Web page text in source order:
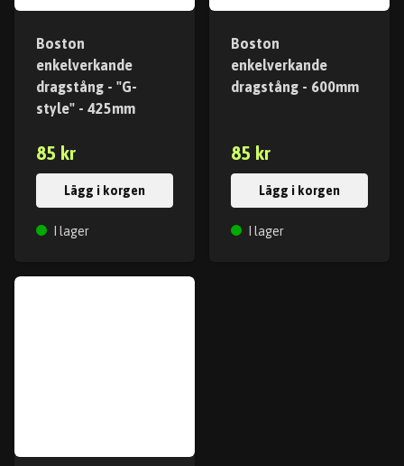
Boston
enkelverkande
dragstång - "G-
style" - 425mm
85 kr
Lägg i korgen
I lager
Boston
enkelverkande
dragstång - 600mm
85 kr
Lägg i korgen
I lager